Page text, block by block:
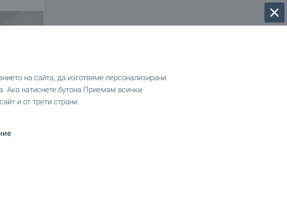
на сайта, да изготвяме персонализирани
Ако натиснете бутона Приемам всички
и от трети страни.